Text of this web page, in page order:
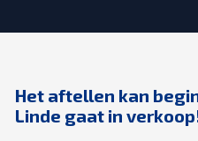
Het aftellen kan
Linde gaat in